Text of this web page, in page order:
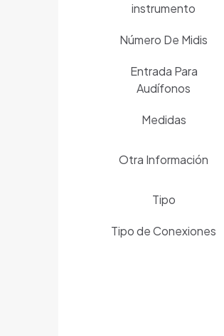
instrumento
Número De Midis
Entrada Para
Audífonos
Medidas
Otra Información
Tipo
Tipo de Conexiones